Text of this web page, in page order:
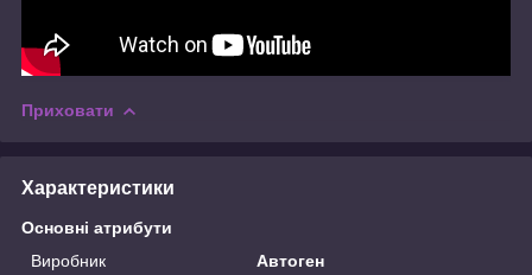
Приховати
Характеристики
Основні атрибути
Виробник
Автоген